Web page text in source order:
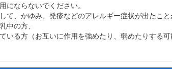
にならないでください。
て、かゆみ、発疹などのアレルギー症状が出たこ
中の方、
いる方（お互いに作用を強めたり、弱めたりする